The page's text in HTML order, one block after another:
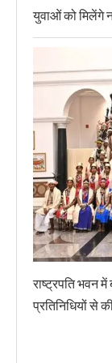
युवाओं को मिलेंगे
राष्ट्रपति भवन
प्रतिनिधियों से